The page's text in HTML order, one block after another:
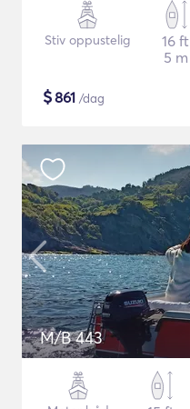
Stiv oppustelig
16 ft
5 m
$861 /dag
M/B 443